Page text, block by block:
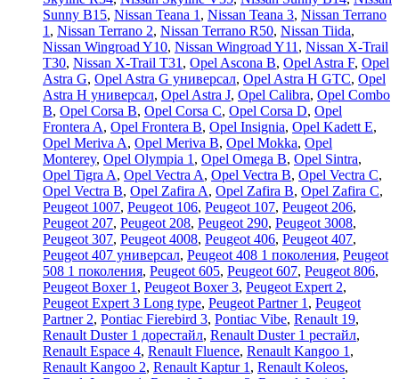
Sunny B15, Nissan Teana 1 , Nissan Teana 3, Nissan Terrano
1 , Nissan Terrano 2, Nissan Terrano R50, Nissan Tiida,
Nissan Wingroad Y10, Nissan Wingroad Y11 , Nissan X-Trail
T30, Nissan X-Trail T31 , Opel Ascona B, Opel Astra F, Opel
Astra G, Opel Astra G универсал, Opel Astra H GTC, Opel
Astra H универсал, Opel Astra J, Opel Calibra, Opel Combo
B, Opel Corsa B, Opel Corsa C, Opel Corsa D, Opel
Frontera A, Opel Frontera B, Opel Insignia, Opel Kadett E,
Opel Meriva A, Opel Meriva B, Opel Mokka, Opel
Monterey, Opel Olympia 1 , Opel Omega B, Opel Sintra,
Opel Tigra A, Opel Vectra A, Opel Vectra B, Opel Vectra C,
Opel Vectra В, Opel Zafira A, Opel Zafira B, Opel Zafira C,
Peugeot 1007, Peugeot 106, Peugeot 107, Peugeot 206,
Peugeot 207, Peugeot 208, Peugeot 290, Peugeot 3008,
Peugeot 307, Peugeot 4008, Peugeot 406, Peugeot 407,
Peugeot 407 универсал, Peugeot 408 1 поколения, Peugeot
508 1 поколения, Peugeot 605, Peugeot 607, Peugeot 806,
Peugeot Boxer 1 , Peugeot Boxer 3, Peugeot Expert 2,
Peugeot Expert 3 Long type, Peugeot Partner 1 , Peugeot
Partner 2, Pontiac Fierebird 3, Pontiac Vibe, Renault 19,
Renault Duster 1 дорестайл, Renault Duster 1 рестайл,
Renault Espace 4, Renault Fluence, Renault Kangoo 1 ,
Renault Kangoo 2, Renault Kaptur 1 , Renault Koleos,